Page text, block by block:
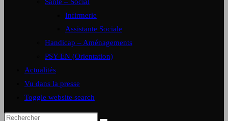
Infirmerie
Assistante Sociale
Handicap – Aménagements
PSY-EN (Orientation)
Actualités
Vu dans la presse
Toggle website search